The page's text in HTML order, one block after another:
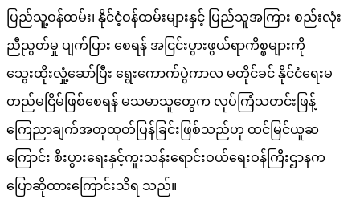
ပြည်သူ့ဝန်ထမ်း၊ နိုင်ငံ့ဝန်ထမ်းများနှင့် ပြည်သူအကြား စည်းလုံး
ညီညွတ်မှု ပျက်ပြား စေရန် အငြင်းပွားဖွယ်ရာကိစ္စများကို
သွေးထိုးလှုံ့ဆော်ပြီး ရွေးကောက်ပွဲကာလ မတိုင်ခင် နိုင်ငံရေးမ
တည်မငြိမ်ဖြစ်စေရန် မသမာသူတွေက လုပ်ကြံသတင်းဖြန့်
ကြေညာချက်အတုထုတ်ပြန်ခြင်းဖြစ်သည်ဟု ထင်မြင်ယူဆ
ကြောင်း စီးပွားရေးနှင့်ကူးသန်းရောင်းဝယ်ရေးဝန်ကြီးဌာနက
ပြောဆိုထားကြောင်းသိရ သည်။